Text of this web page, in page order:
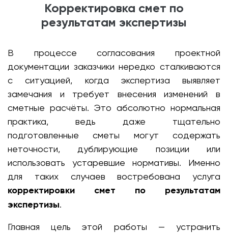
Корректировка смет по
результатам экспертизы
В процессе согласования проектной
документации заказчики нередко сталкиваются
с ситуацией, когда экспертиза выявляет
замечания и требует внесения изменений в
сметные расчёты. Это абсолютно нормальная
практика, ведь даже тщательно
подготовленные сметы могут содержать
неточности, дублирующие позиции или
использовать устаревшие нормативы. Именно
для таких случаев востребована услуга
корректировки смет по результатам
экспертизы.
Главная цель этой работы — устранить